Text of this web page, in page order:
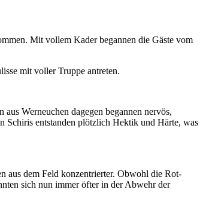
Mit vollem Kader begannen die Gäste vom
mit voller Truppe antreten.
Werneuchen dagegen begannen nervös,
Schiris entstanden plötzlich Hektik und Härte, was
aus dem Feld konzentrierter. Obwohl die Rot-
sich nun immer öfter in der Abwehr der